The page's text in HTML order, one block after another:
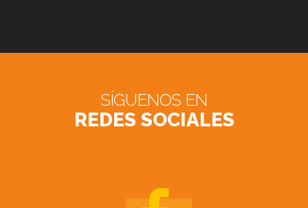
SÍGUENOS EN
REDES SOCIALES